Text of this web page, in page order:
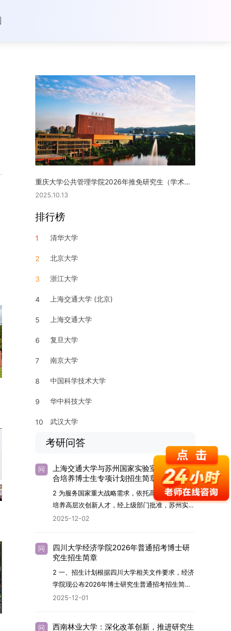
重庆大学公共管理学院2026年推免研究生（学术型硕士）复试实施细则
2025.10.13
排行榜
1 清华大学
2 北京大学
3 浙江大学
4 上海交通大学 (北京)
5 上海交通大学
6 复旦大学
7 南京大学
8 中国科学技术大学
9 华中科技大学
10 武汉大学
考研问答
问
上海交通大学与苏州国家实验室2026年联
合培养博士生专项计划招生简章
2 为服务国家重大战略需求，依托高水平科研平台
培养高层次创新人才，经上级部门批准，苏州实验
室（全称“苏州国家实验室”）与上海交通大学将于
学科领域进行深度培养。相关招生政策及安排说明
展方向，培育具备科学家素养、创新精神与科研能
力，系统掌握学科前沿知识，能胜任高水平科学研
究与技术开发工作的未来领军人才。二、招生安排
（0805）、化学（0703）、电子科学与技术
2025-12-02
问
四川大学经济学院2026年普通招考博士研
究生招生简章
2 一、招生计划根据四川大学相关文件要求，经济
学院现公布2026年博士研究生普通招考招生简
章。2026年，学院博士研究生招生全面实行“申
2025-12-01
问
西南林业大学：深化改革创新，推进研究生